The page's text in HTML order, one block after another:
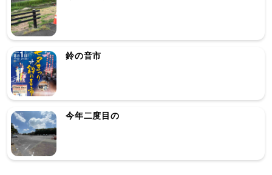
鈴の音市
今年二度目の